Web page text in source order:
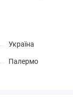
Україна
Палермо